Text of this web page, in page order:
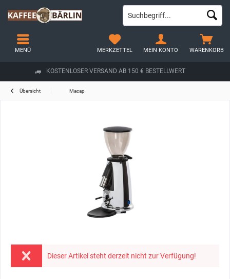
KOSTENLOSER VERSAND AB 150 € BESTELLWERT
WARENKORB
MERKZETTEL MEIN KONTO
MENÜ
Übersicht Macap
Dieser Artikel steht derzeit nicht zur Verfügung!